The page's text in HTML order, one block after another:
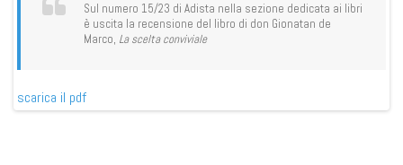
Sul numero 15/23 di Adista nella sezione dedicata ai libri
è uscita la recensione del libro di don Gionatan de
Marco, La scelta conviviale
scarica il pdf